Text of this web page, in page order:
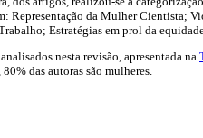
Representação da Mulher Cientista;
Estratégias em prol da
nesta revisão, apresentada na
das autoras são mulheres.